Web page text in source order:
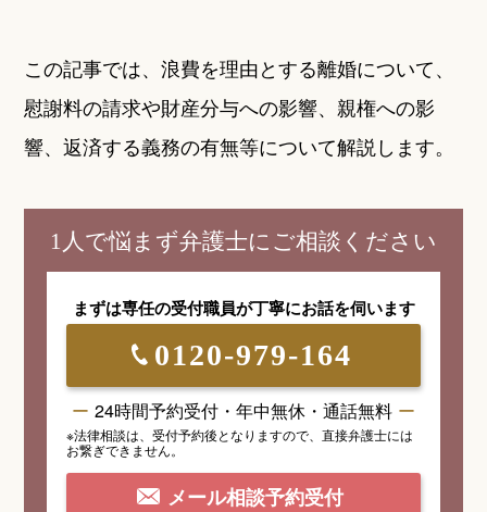
この記事では、浪費を理由とする離婚について、
慰謝料の請求や財産分与への影響、親権への影
響、返済する義務の有無等について解説します。
1人で悩まず弁護士にご相談ください
まずは専任の受付職員が丁寧にお話を伺います
0120-979-164
24時間予約受付・年中無休・通話無料
※法律相談は、受付予約後となりますので、 直接弁護士には
お繋ぎできません。
メール相談予約受付